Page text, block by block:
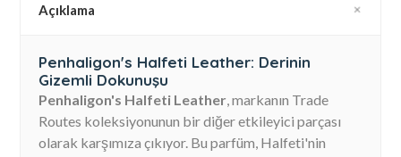
Açıklama
Penhaligon's Halfeti Leather: Derinin
Gizemli Dokunuşu
Penhaligon's Halfeti Leather, markanın Trade
Routes koleksiyonunun bir diğer etkileyici parçası
olarak karşımıza çıkıyor. Bu parfüm, Halfeti'nin